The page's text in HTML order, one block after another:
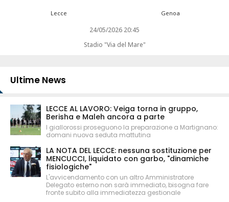
Lecce Genoa
24/05/2026 20:45
Stadio "Via del Mare"
Ultime News
LECCE AL LAVORO: Veiga torna in gruppo,
Berisha e Maleh ancora a parte
I giallorossi proseguono la preparazione a Martignano:
domani nuova seduta mattutina
LA NOTA DEL LECCE: nessuna sostituzione per
MENCUCCI, liquidato con garbo, "dinamiche
fisiologiche"
L'avvicendamento con un altro Amministratore
Delegato esterno non sarà immediato, bisogna fare
fronte subito alla immediatezza gestionale